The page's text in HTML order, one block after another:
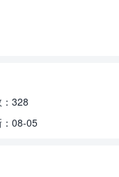
328
08-05